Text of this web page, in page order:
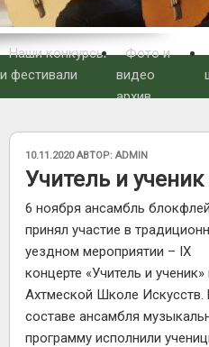
Наши конкурсы
и фестивали
Фото и
видео
архив
ОПУБЛИКОВАНО
10.11.2020АВТОР: ADMIN
Учитель и ученик
6 ноября ансамбль
принял участие в
уездном мероприятии – IX
концерте «Учитель и ученик»
Ахтмеской Школе Искусств.
составе ансамбля
программу исполнили